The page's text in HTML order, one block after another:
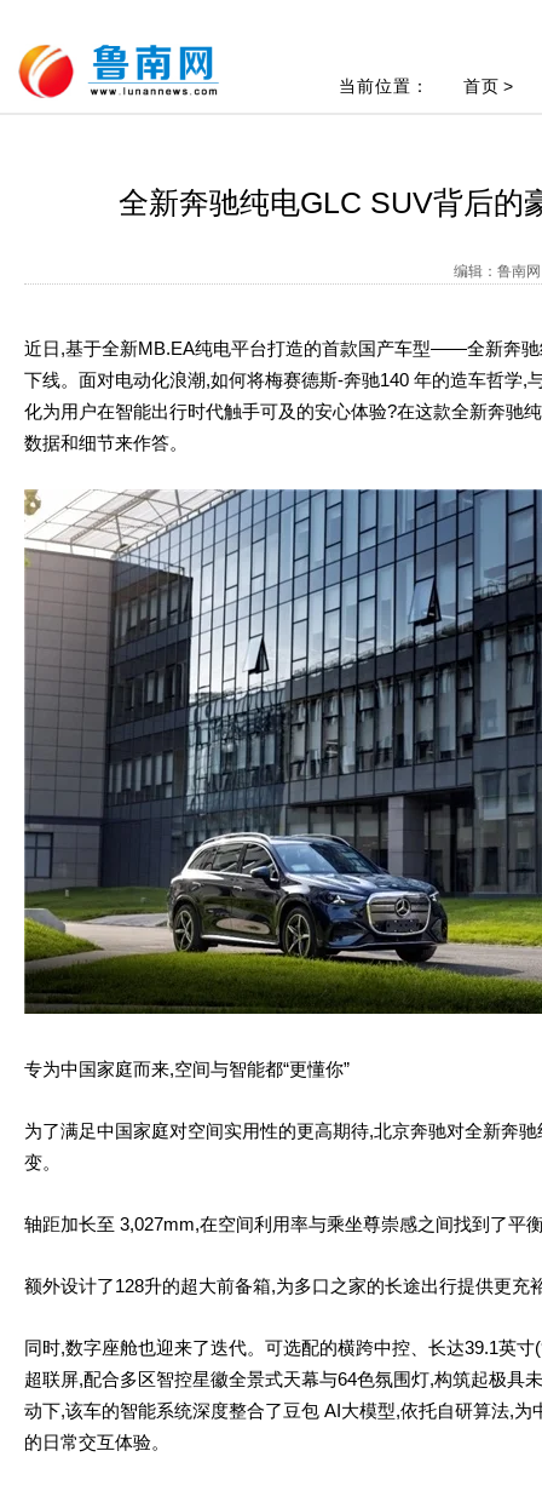
当前位置： 首页 >
全新奔驰纯电GLC SUV背后的
编辑：鲁南
近日,基于全新MB.EA纯电平台打造的首款国产车型——全新奔
下线。面对电动化浪潮,如何将梅赛德斯-奔驰140 年的造车哲学,
化为用户在智能出行时代触手可及的安心体验?在这款全新奔驰
数据和细节来作答。
专为中国家庭而来,空间与智能都“更懂你”
为了满足中国家庭对空间实用性的更高期待,北京奔驰对全新奔
变。
轴距加长至 3,027mm,在空间利用率与乘坐尊崇感之间找到了平
额外设计了128升的超大前备箱,为多口之家的长途出行提供更充
同时,数字座舱也迎来了迭代。可选配的横跨中控、长达39.1英
超联屏,配合多区智控星徽全景式天幕与64色氛围灯,构筑起极具
动下,该车的智能系统深度整合了豆包 AI大模型,依托自研算法,为
的日常交互体验。